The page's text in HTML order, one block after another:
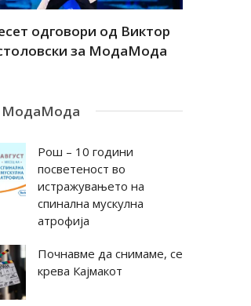
одговори од Виктор
за МодаМода
МодаМода
Рош – 10 години
посветеност во
истражувањето на
спинална мускулна
атрофија
Почнавме да снимаме, се
крева Кајмакот